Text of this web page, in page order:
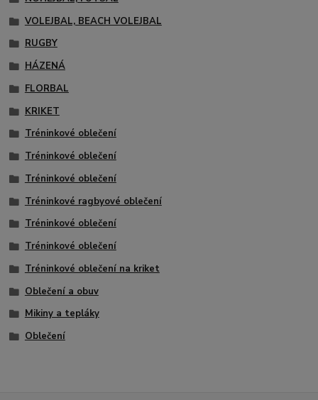
VOLEJBAL, BEACH VOLEJBAL
RUGBY
HÁZENÁ
FLORBAL
KRIKET
Tréninkové oblečení
Tréninkové oblečení
Tréninkové oblečení
Tréninkové ragbyové oblečení
Tréninkové oblečení
Tréninkové oblečení
Tréninkové oblečení na kriket
Oblečení a obuv
Mikiny a tepláky
Oblečení